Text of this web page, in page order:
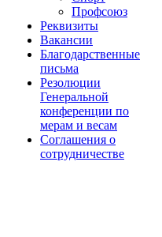
Профсоюз
Реквизиты
Вакансии
Благодарственные
письма
Резолюции
Генеральной
конференции по
мерам и весам
Соглашения о
сотрудничестве